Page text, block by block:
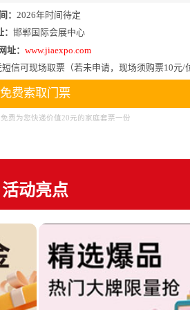
： 2026年时间待定
邯郸国际会展中心
址： www.jiaexpo.com
信可现场取票（若未申请，现场须购票10元/
免费索取门票
费为您快递价值20元的家庭套票一份
活动亮点